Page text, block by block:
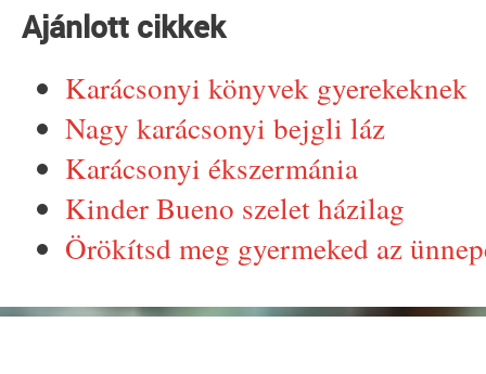
Ajánlott cikkek
Karácsonyi könyvek gyerekeknek
Nagy karácsonyi bejgli láz
Karácsonyi ékszermánia
Kinder Bueno szelet házilag
Örökítsd meg gyermeked az